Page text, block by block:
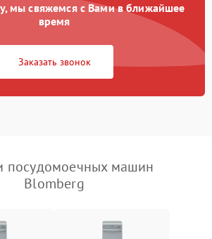
2100 ₽ Подробнее →
1700 ₽
мы свяжемся с Вами в ближайшее
время
Заказать звонок
посудомоечных машин
Blomberg